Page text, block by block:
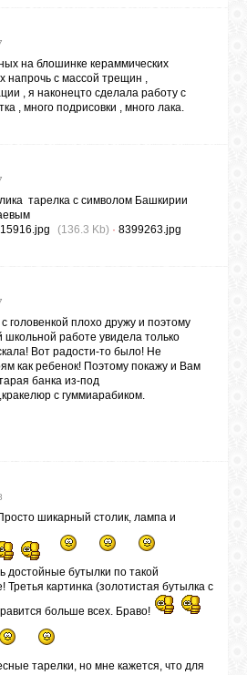
на блошинке кераммических
напрочь с массой трещин ,
, я наконецто сделала работу с
, много подрисовки , много лака.
тарелка с символом Башкирии
(136.3 Kb) · 8399263.jpg
головенкой плохо дружу и поэтому
школьной работе увидела только
Вот радости-то было! Не
как ребенок! Поэтому покажу и Вам
банка из-под
с гуммиарабиком.
шикарный столик, лампа и
достойные бутылки по такой
Третья картинка (золотистая бутылка с
больше всех. Браво!
тарелки, но мне кажется, что для